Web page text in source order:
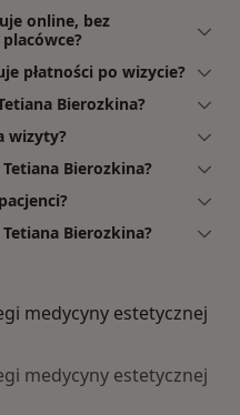
online, bez
płatności po wizycie?
Bierozkina?
wizyty?
Bierozkina?
Bierozkina?
medycyny estetycznej
medycyny estetycznej